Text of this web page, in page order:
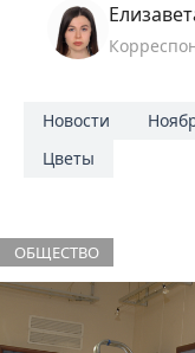
Новости
Цветы
ОБЩЕСТВО